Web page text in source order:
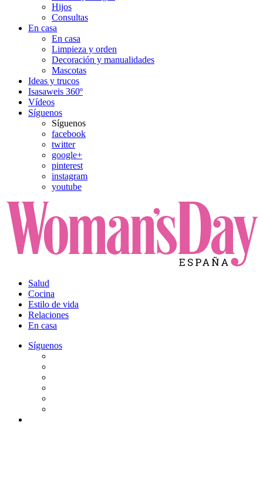
Hijos
Consultas
En casa
En casa
Limpieza y orden
Decoración y manualidades
Mascotas
Ideas y trucos
Isasaweis 360º
Vídeos
Síguenos
Síguenos
facebook
twitter
google+
pinterest
instagram
youtube
Salud
Cocina
Estilo de vida
Relaciones
En casa
Síguenos